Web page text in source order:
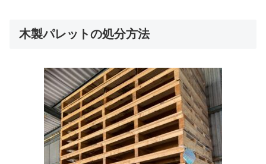
木製パレットの処分方法